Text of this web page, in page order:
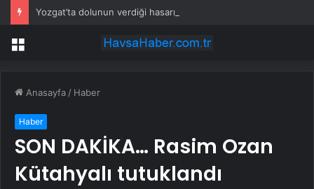
Yozgat’ta dolunun verdiği hasarın tespitine başlandı
Menü
Anasayfa / Haber
Haber
SON DAKİKA… Rasim Ozan
Kütahyalı tutuklandı